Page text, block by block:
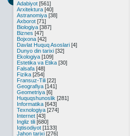
Adabiyot [561]
Arxitektura [40]
Astranomiya [38]
Axborot [71]
Biologiya [387]
Biznes [47]
Bojxona [42]
Davlat Huquq Asoslari [4]
Dunyo din tarixi [32]
Ekologiya [109]
Estetika va Etika [30]
Falsafa [48]
Fizika [254]
Fransuz-Tili [22]
Geografiya [141]
Geometriya [6]
Huquqshunoslik [281]
Informatika [643]
Texnologiya [274]
Internet [43]
Ingliz tili [680]
Iqtisodiyot [1133]
Jahon tarixi [276]